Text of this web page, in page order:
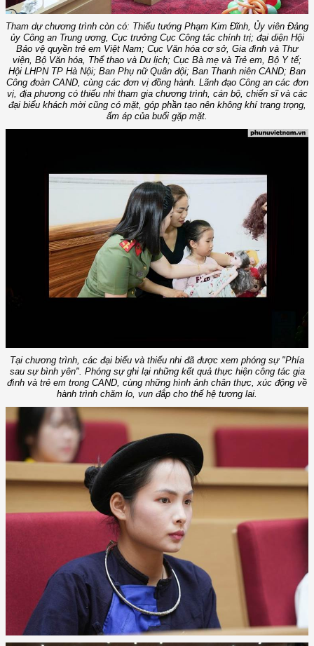
Tham dự chương trình còn có: Thiếu tướng Phạm Kim Đĩnh, Ủy viên Đảng
ủy Công an Trung ương, Cục trưởng Cục Công tác chính trị; đại diện Hội
Bảo vệ quyền trẻ em Việt Nam; Cục Văn hóa cơ sở, Gia đình và Thư
viện, Bộ Văn hóa, Thể thao và Du lịch; Cục Bà mẹ và Trẻ em, Bộ Y tế;
Hội LHPN TP Hà Nội; Ban Phụ nữ Quân đội; Ban Thanh niên CAND; Ban
Công đoàn CAND, cùng các đơn vị đồng hành. Lãnh đạo Công an các đơn
vị, địa phương có thiếu nhi tham gia chương trình, cán bộ, chiến sĩ và các
đại biểu khách mời cũng có mặt, góp phần tạo nên không khí trang trọng,
ấm áp của buổi gặp mặt.
Tại chương trình, các đại biểu và thiếu nhi đã được xem phóng sự "Phía
sau sự bình yên". Phóng sự ghi lại những kết quả thực hiện công tác gia
đình và trẻ em trong CAND, cùng những hình ảnh chân thực, xúc động về
hành trình chăm lo, vun đắp cho thế hệ tương lai.